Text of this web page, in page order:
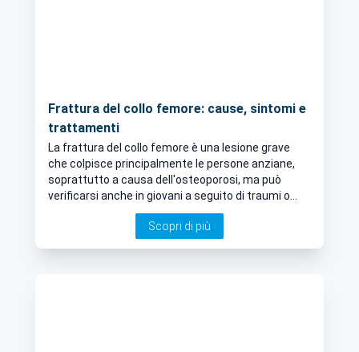
Frattura del collo femore: cause, sintomi e
trattamenti
La frattura del collo femore è una lesione grave
che colpisce principalmente le persone anziane,
soprattutto a causa dell'osteoporosi, ma può
verificarsi anche in giovani a seguito di traumi o
incidenti. Questo tipo di frattura rappresenta
un'importante problematica in ambito ortopedico e
traumatologico, in quanto comporta notevoli
Scopri di più